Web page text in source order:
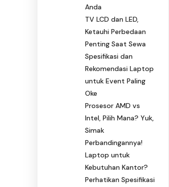
Anda
TV LCD dan LED,
Ketauhi Perbedaan
Penting Saat Sewa
Spesifikasi dan
Rekomendasi Laptop
untuk Event Paling
Oke
Prosesor AMD vs
Intel, Pilih Mana? Yuk,
Simak
Perbandingannya!
Laptop untuk
Kebutuhan Kantor?
Perhatikan Spesifikasi